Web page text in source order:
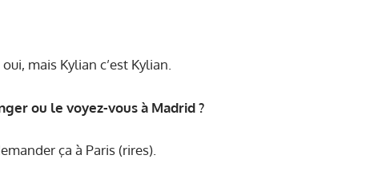
mais Kylian c’est Kylian.
ou le voyez-vous à Madrid ?
ça à Paris (rires).